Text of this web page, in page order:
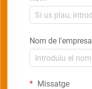
Nom de l'empresa
Missatge